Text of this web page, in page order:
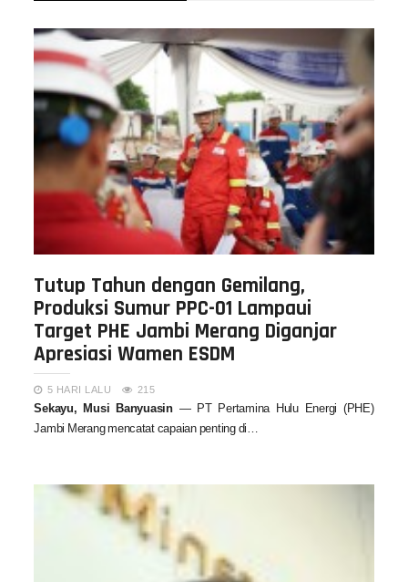
Tutup Tahun dengan Gemilang,
Produksi Sumur PPC-01 Lampaui
Target PHE Jambi Merang Diganjar
Apresiasi Wamen ESDM
5 HARI LALU 215
Sekayu, Musi Banyuasin— PT Pertamina Hulu Energi (PHE)
Jambi Merang mencatat capaian penting di…